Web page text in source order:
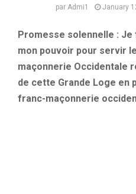
par Admi1 January
Promesse solennelle :
mon pouvoir pour servir
maçonnerie Occidentale
de cette Grande Loge en
franc-maçonnerie